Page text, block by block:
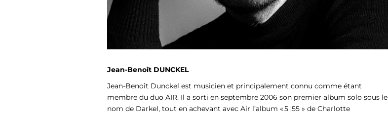
Jean-Benoît DUNCKEL
Jean-Benoît Dunckel est musicien et principalement connu comme étant
membre du duo AIR. Il a sorti en septembre 2006 son premier album solo sous le
nom de Darkel, tout en achevant avec Air l’album « 5 :55 » de Charlotte